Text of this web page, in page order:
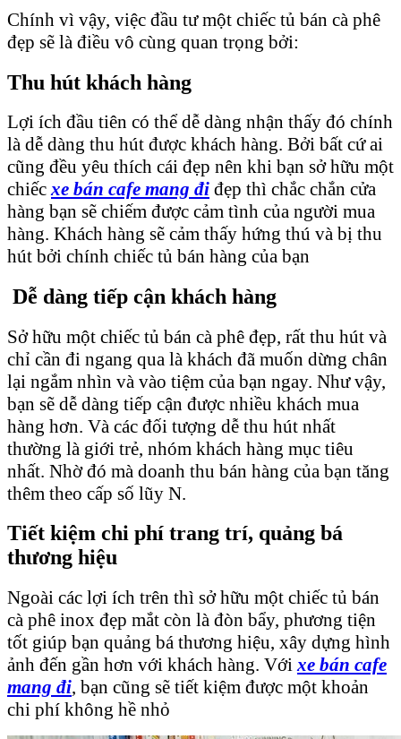
Chính vì vậy, việc đầu tư một chiếc tủ bán cà phê
đẹp sẽ là điều vô cùng quan trọng bởi:
Thu hút khách hàng
Lợi ích đầu tiên có thể dễ dàng nhận thấy đó chính
là dễ dàng thu hút được khách hàng. Bởi bất cứ ai
cũng đều yêu thích cái đẹp nên khi bạn sở hữu một
chiếcxe bán cafe mang đi đẹp thì chắc chắn cửa
hàng bạn sẽ chiếm được cảm tình của người mua
hàng. Khách hàng sẽ cảm thấy hứng thú và bị thu
hút bởi chính chiếc tủ bán hàng của bạn
Dễ dàng tiếp cận khách hàng
Sở hữu một chiếc tủ bán cà phê đẹp, rất thu hút và
chỉ cần đi ngang qua là khách đã muốn dừng chân
lại ngắm nhìn và vào tiệm của bạn ngay. Như vậy,
bạn sẽ dễ dàng tiếp cận được nhiều khách mua
hàng hơn. Và các đối tượng dễ thu hút nhất
thường là giới trẻ, nhóm khách hàng mục tiêu
nhất. Nhờ đó mà doanh thu bán hàng của bạn tăng
thêm theo cấp số lũy N.
Tiết kiệm chi phí trang trí, quảng bá
thương hiệu
Ngoài các lợi ích trên thì sở hữu một chiếc tủ bán
cà phê inox đẹp mắt còn là đòn bẩy, phương tiện
tốt giúp bạn quảng bá thương hiệu, xây dựng hình
ảnh đến gần hơn với khách hàng. Vớixe bán cafe
mang đi, bạn cũng sẽ tiết kiệm được một khoản
chi phí không hề nhỏ